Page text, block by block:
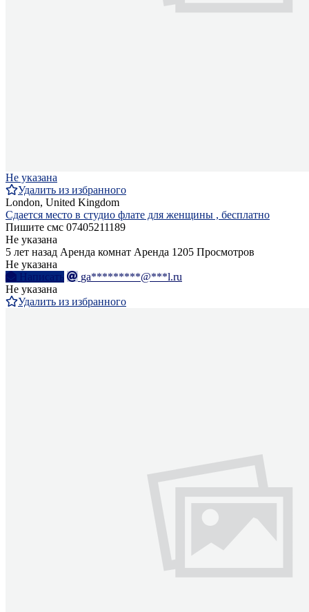
Не указана
Удалить из избранного
London, United Kingdom
Сдается место в студио флате для женщины , бесплатно
Пишите смс 07405211189
Не указана
5 лет назад Аренда комнат Аренда 1205 Просмотров
Не указана
Написать
ga*********@***l.ru
Не указана
Удалить из избранного